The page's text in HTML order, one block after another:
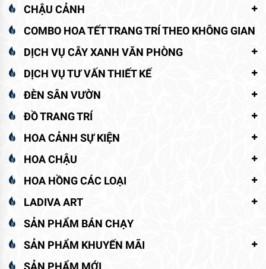
CHẬU CẢNH
COMBO HOA TẾT TRANG TRÍ THEO KHÔNG GIAN
DỊCH VỤ CÂY XANH VĂN PHÒNG
DỊCH VỤ TƯ VẤN THIẾT KẾ
ĐÈN SÂN VƯỜN
ĐỒ TRANG TRÍ
HOA CẢNH SỰ KIỆN
HOA CHẬU
HOA HỒNG CÁC LOẠI
LADIVA ART
SẢN PHẨM BÁN CHẠY
SẢN PHẨM KHUYẾN MÃI
SẢN PHẨM MỚI